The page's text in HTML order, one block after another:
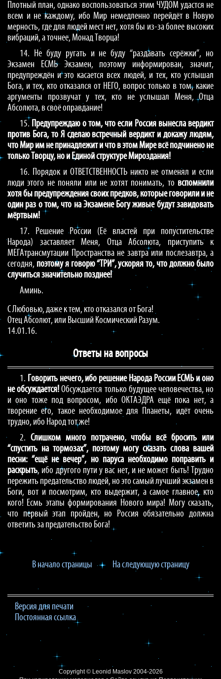
Плотный план, однако воспользоваться этим ЧУДОМ удастся не
всем и не каждому, ибо Мир немедленно перейдёт в Новую
мерность, где для людей мест нет, хотя бы из-за более высоких
вибраций, а точнее, Монад Творца!
14. Не буду ругать и не буду “раздавать серёжки”, но
Экзамен ЕСМЬ Экзамен, поэтому информирован, значит,
предупреждён и это касается всех людей, и тех, кто услышал
Бога, и тех, кто отказался от НЕГО, вопрос только в том, какие
аргументы прозвучат у тех, кто не услышал Меня, Отца
Абсолюта, в своё оправдание!
15. Предупреждаю о том, что если Россия вынесла вердикт
против Бога, то Я сделаю встречный вердикт и докажу людям,
что Мир им не принадлежит и что в этом Мире всё подчинено не
только Творцу, но и Единой структуре Мироздания!
16. Порядок и ОТВЕТСТВЕННОСТЬ никто не отменял и если
люди этого не поняли или не хотят понимать, то вспомнили
хотя бы предупреждения своих предков, которые говорили и не
один раз о том, что на Экзамене Богу живые будут завидовать
мёртвым!
17. Решение России (Её властей при попустительстве
Народа) заставляет Меня, Отца Абсолюта, приступить к
МЕГАтрансмутации Пространства не завтра или послезавтра, а
сегодня, поэтому я говорю “ТРИ”, ускоряя то, что должно было
случиться значительно позднее!
Аминь.
С Любовью, даже к тем, кто отказался от Бога!
Отец Абсолют, или Высший Космический Разум.
14.01.16.
Ответы на вопросы
1. Говорить нечего, ибо решение Народа России ЕСМЬ и оно
не обсуждается! Обсуждается только будущее человечества, но
и оно тоже под вопросом, ибо ОКТАЭДРА ещё пока нет, а
творение его, такое необходимое для Планеты, идёт очень
трудно, ибо Народ тот же!
2. Слишком много потрачено, чтобы всё бросить или
“спустить на тормозах”, поэтому могу сказать слова вашей
песни: “ещё не вечер”, но паруса необходимо поправить и
раскрыть, ибо другого пути у вас нет, и не может быть! Трудно
пережить предательство людей, но это самый лучший экзамен в
Боги, вот и посмотрим, кто выдержит, а самое главное, кто
кого! Есмь этапы формирования Нового мира! Могу сказать,
что первый этап пройден, но Россия обязательно должна
ответить за предательство Бога!
В начало страницы На следующую страницу
Версия для печати
Постоянная ссылка
Copyright © Leonid Maslov2004-2026